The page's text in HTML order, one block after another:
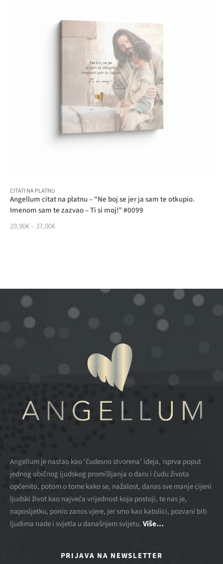
CITATI NA PLATNU
Angellum citat na platnu – “Ne boj se jer ja sam te otkupio.
Imenom sam te zazvao – Ti si moj!” #0099
29,90€–37,00€
Angellum je nastao kao ‘čudesno stvorena’ ideja, isprva poput
jednog običnog ljudskog promišljanja o daru i čudu života
općenito, potom o tome kako se, nažalost, danas sve manje cijeni
ljudski život kao najveća vrijednost koja postoji, te nas je,
naposljetku, ponio zanos vjere, jer smo kao katolici, pozvani biti
ljudima nade i svjetla u današnjem svijetu.Više…
PRIJAVA NA NEWSLETTER